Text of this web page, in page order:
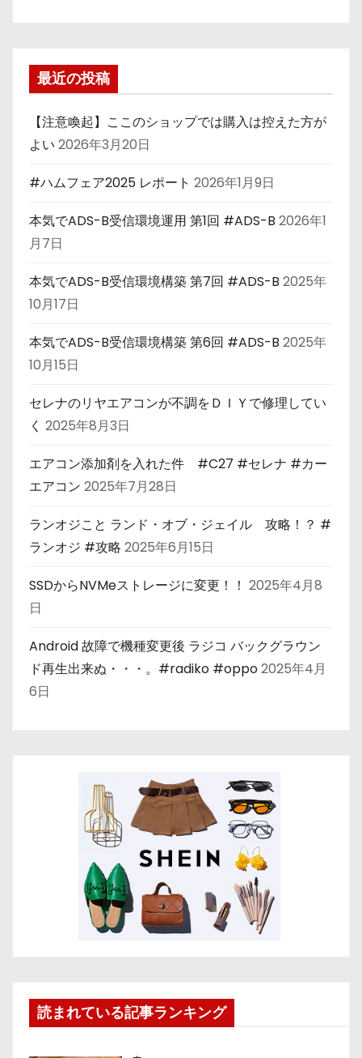
最近の投稿
【注意喚起】ここのショップでは購入は控えた方が
よい 2026年3月20日
#ハムフェア2025 レポート 2026年1月9日
本気でADS-B受信環境運用 第1回 #ADS-B 2026年1
月7日
本気でADS-B受信環境構築 第7回 #ADS-B 2025年
10月17日
本気でADS-B受信環境構築 第6回 #ADS-B 2025年
10月15日
セレナのリヤエアコンが不調をＤＩＹで修理してい
く 2025年8月3日
エアコン添加剤を入れた件 #C27 #セレナ #カー
エアコン 2025年7月28日
ランオジこと ランド・オブ・ジェイル 攻略！？ #
ランオジ #攻略 2025年6月15日
SSDからNVMeストレージに変更！！ 2025年4月8
日
Android 故障で機種変更後 ラジコ バックグラウン
ド再生出来ぬ・・・。#radiko #oppo2025年4月
6日
読まれている記事ランキング